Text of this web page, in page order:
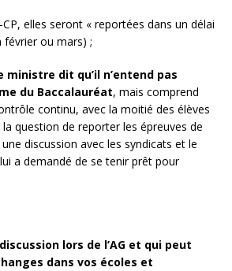
elles seront « reportées dans un délai
février ou mars) ;
ministre dit qu’il n’entend pas
du Baccalauréat, mais comprend
continu, avec la moitié des élèves
question de reporter les épreuves de
discussion avec les syndicats et le
lui a demandé de se tenir prêt pour
lors de l’AG et qui peut
dans vos écoles et